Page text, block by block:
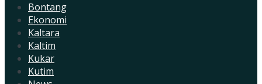
Bontang
Ekonomi
Kaltara
Kaltim
Kukar
Kutim